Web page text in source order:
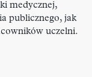
medycznej,
publicznego, jak
uczelni.